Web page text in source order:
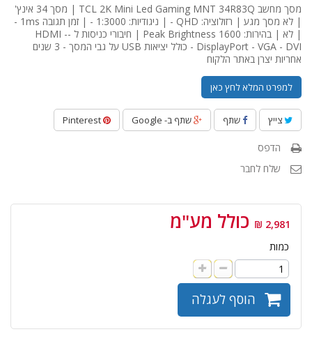
מסך מחשב TCL 2K Mini Led Gaming MNT 34R83Q | מסך 34 אינץ'
| לא מסך מגע | רזולוציה: QHD - | ניגודיות: 1:3000 - | זמן תגובה 1ms -
| לא | בהירות: 1600 Peak Brightness | חיבורי כניסות ל -HDMI -
DisplayPort - VGA - DVI - כולל יציאות USB על גבי המסך - 3 שנים
אחריות יצרן באתר הלקוח
למפרט המלא לחץ כאן
צייץ שתף שתף ב- Google
הדפס
שלח לחבר
2,981 ₪ כולל מע"מ
כמות
הוסף לעגלה